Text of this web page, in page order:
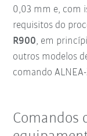
0,03 mm e, com
requisitos do
R900, em
outros modelos
comando ALNEA-
Comandos